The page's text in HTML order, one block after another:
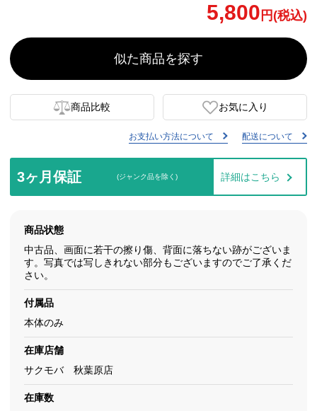
5,800 円(税込)
似た商品を探す
商品比較 お気に入り
お支払い方法について 配送について
3ヶ月保証 (ジャンク品を除く) 詳細はこちら
商品状態
中古品、画面に若干の擦り傷、背面に落ちない跡がございま
す。写真では写しきれない部分もございますのでご了承くだ
さい。
付属品
本体のみ
在庫店舗
サクモバ 秋葉原店
在庫数